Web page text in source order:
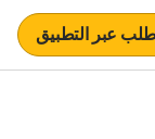
عبر التطبيق